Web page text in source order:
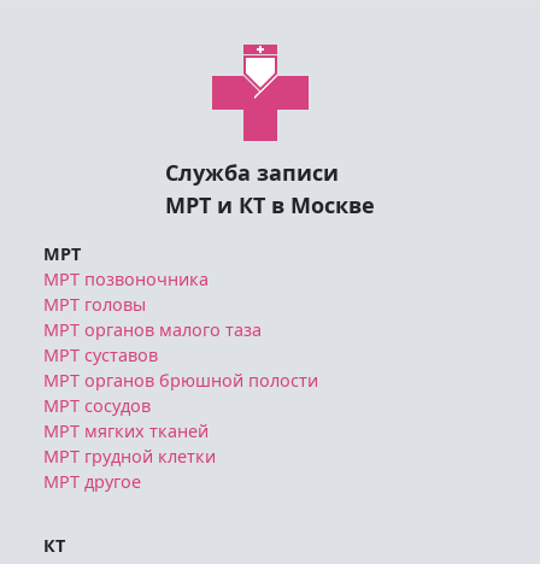
Служба записи
МРТ
МРТ позвоночника
МРТ головы
МРТ органов малого таза
МРТ суставов
МРТ органов брюшной полости
МРТ сосудов
МРТ мягких тканей
МРТ грудной клетки